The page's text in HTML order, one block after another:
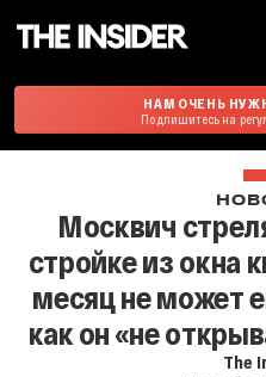
НАМ ОЧЕНЬ
Подпишитесь на
Москвич
стройке из окна
месяц не может
как он «не
The